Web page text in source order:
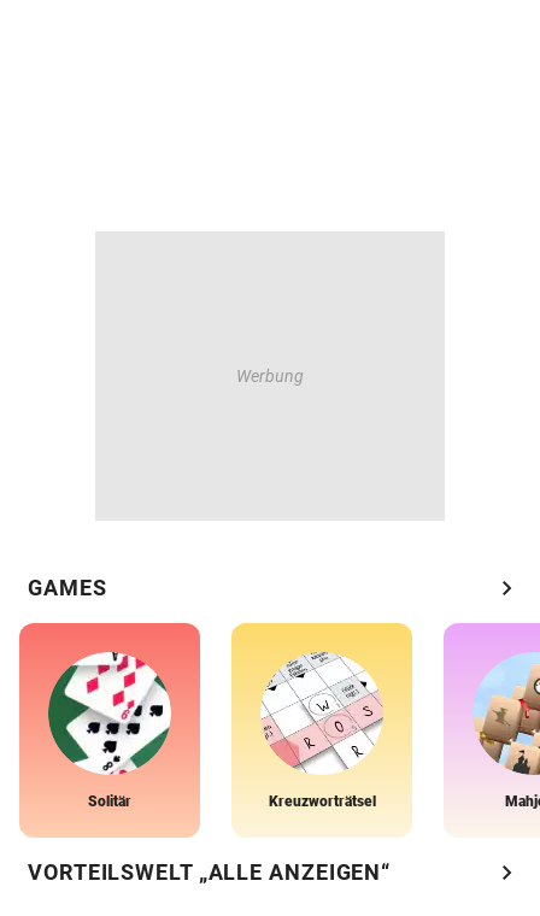
GAMES chevron_right
Solitär Kreuzworträtsel
VORTEILSWELT „ALLE ANZEIGEN“ chevron_right